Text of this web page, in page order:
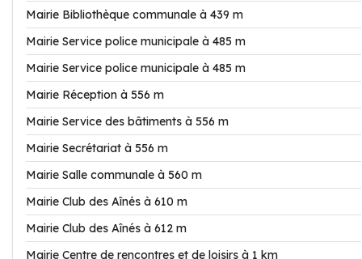
Mairie Bibliothèque communale à 439 m
Mairie Service police municipale à 485 m
Mairie Service police municipale à 485 m
Mairie Réception à 556 m
Mairie Service des bâtiments à 556 m
Mairie Secrétariat à 556 m
Mairie Salle communale à 560 m
Mairie Club des Aînés à 610 m
Mairie Club des Aînés à 612 m
Mairie Centre de rencontres et de loisirs à 1 km